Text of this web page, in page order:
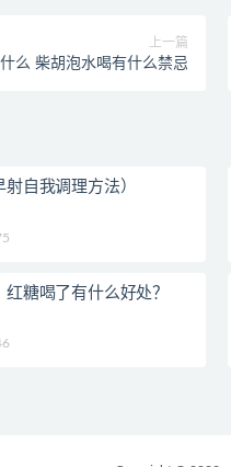
上一篇
么 柴胡泡水喝有什么禁忌
自我调理方法）
糖喝了有什么好处？